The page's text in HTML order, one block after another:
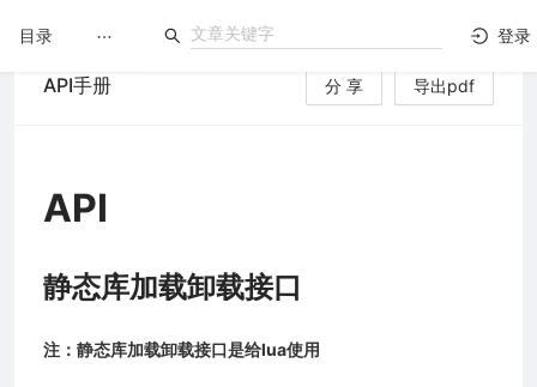
登录
目录
API手册 分 享 导出pdf
API
静态库加载卸载接口
注：静态库加载卸载接口是给lua使用